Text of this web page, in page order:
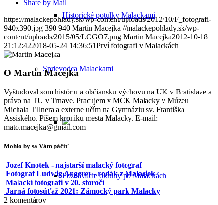
Historické potulky Malackami
Sprievodca Malackami
Poznávacie okruhy po Malackách
Share by Mail
https://malackepohlady.sk/wp-content/uploads/2012/10/F_fotografi-
940x390.jpg 390 940 Martin Macejka //malackepohlady.sk/wp-
content/uploads/2015/05/LOGO7.png Martin Macejka2012-10-18
21:12:422018-05-24 14:36:51Prví fotografi v Malackách
O Martin Macejka
Vyštudoval som históriu a občiansku výchovu na UK v Bratislave a
právo na TU v Trnave. Pracujem v MCK Malacky v Múzeu
Michala Tillnera a externe učím na Gymnáziu sv. Františka
Assiského. Píšem kroniku mesta Malacky. E-mail:
mato.macejka@gmail.com
Mohlo by sa Vám páčiť
Jozef Knotek - najstarší malacký fotograf
Fotograf Ludwig Angerer - rodák z Malaciek
Malackí fotografi v 20. storočí
Jarná fotosúťaž 2021: Zámocký park Malacky
2 komentárov